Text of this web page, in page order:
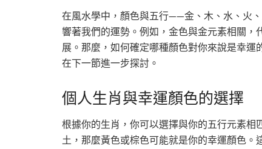
在風水學中，顏色與五行——金、木、水、火
響著我們的運勢。例如，金色與金元素相關
展。那麼，如何確定哪種顏色對你來說是幸
在下一節進一步探討。
個人生肖與幸運顏色的選擇
根據你的生肖，你可以選擇與你的五行元素
土，那麼黃色或棕色可能就是你的幸運顏色